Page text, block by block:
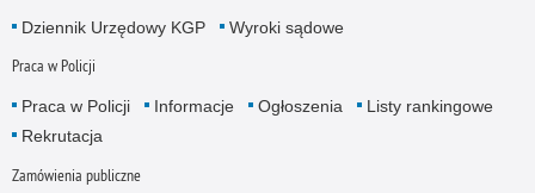
Dziennik Urzędowy KGP Wyroki sądowe
Praca w Policji
Praca w Policji Informacje Ogłoszenia
Listy rankingowe
Rekrutacja
Zamówienia publiczne